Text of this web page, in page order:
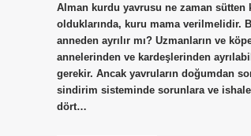
Alman kurdu yavrusu ne zaman sütten
olduklarında, kuru mama verilmelidir.
anneden ayrılır mı? Uzmanların ve
annelerinden ve kardeşlerinden
gerekir. Ancak yavruların doğumdan
sindirim sisteminde sorunlara ve
dört…